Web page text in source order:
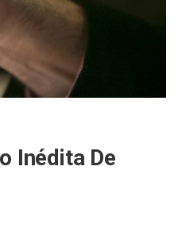
Inédita De